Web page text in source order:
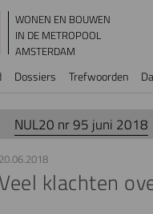
WONEN EN BOUWEN
IN DE METROPOOL
AMSTERDAM
Dossiers Trefwoorden
NUL20 nr 95 juni 2018
20.06.2018
Veel klachten